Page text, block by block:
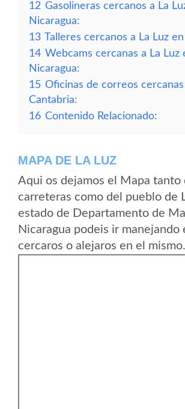
12 Gasolineras cercanos a La
Nicaragua:
13 Talleres cercanos a La Luz
14 Webcams cercanas a La Luz
Nicaragua:
15 Oficinas de correos cercanas
Cantabria:
16 Contenido Relacionado:
MAPA DE LA LUZ
Aqui os dejamos el Mapa tanto
carreteras como del pueblo de
estado de Departamento de
Nicaragua podeis ir manejando
cercaros o alejaros en el mismo.